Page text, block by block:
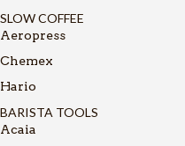
SLOW COFFEE
Aeropress
Chemex
Hario
BARISTA TOOLS
Acaia